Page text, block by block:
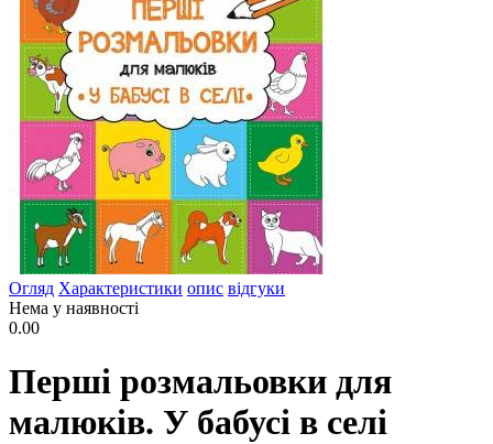
Огляд Характеристики опис відгуки
Нема у наявності
0.00
Перші розмальовки для
малюків. У бабусі в селі